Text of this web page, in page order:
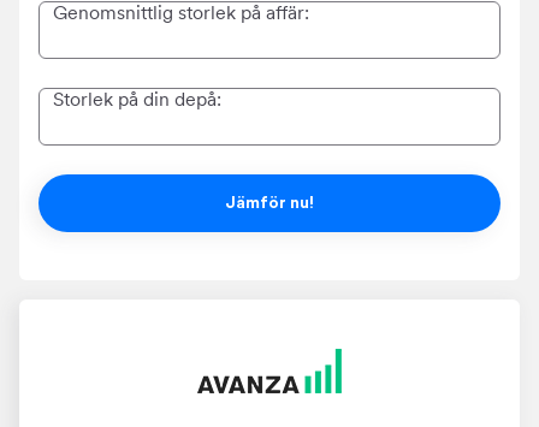
Genomsnittlig storlek på affär:
Storlek på din depå:
Jämför nu!